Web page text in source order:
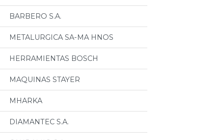
BARBERO S.A.
METALURGICA SA-MA HNOS
HERRAMIENTAS BOSCH
MAQUINAS STAYER
MHARKA
DIAMANTEC S.A.